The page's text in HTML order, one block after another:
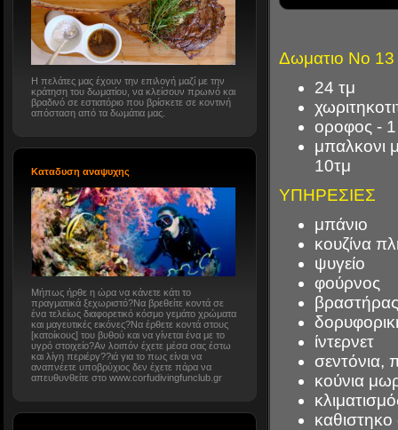
Η πελάτες μας έχουν την επιλογή μαζί με την
κράτηση του δωματίου, να κλείσουν πρωινό και
βραδινό σε εστιατόριο που βρίσκετε σε κοντινή
απόσταση από τα δωμάτια μας.
Καταδυση αναψυχης
Μήπως ήρθε η ώρα να κάνετε κάτι το
πραγματικά ξεχωριστό?Να βρεθείτε κοντά σε
ένα τελείως διαφορετικό κόσμο γεμάτο χρώματα
και μαγευτικές εικόνες?Να έρθετε κοντά στους
[κατοίκους] του βυθού και να γίνεται ένα με το
υγρό στοιχείο?Αν λοιπόν έχετε μέσα σας έστω
και λίγη περιέργ??ιά για το πως είναι να
αναπνέετε υποβρύχιος δεν έχετε πάρα να
απευθυνθείτε στο www.corfudivingfunclub.gr
Δωματιο No 13
24 τμ
οροφος - 1
μπαλκονι
10τμ
ΥΠΗΡΕΣΙΕΣ
μπάνιο
κουζίνα
ψυγείο
φούρνος
βραστήρας
ίντερνετ
σεντόνια,
κούνια